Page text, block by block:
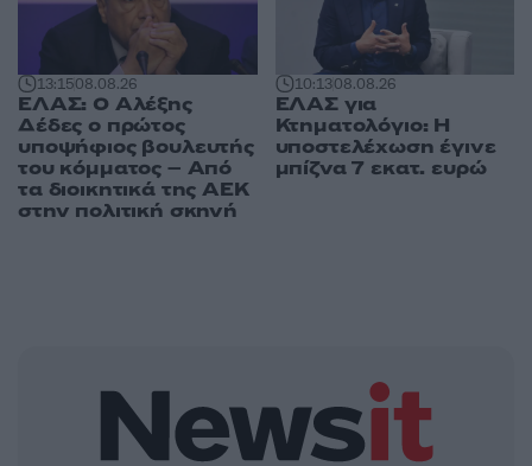
13:1508.08.26
ΕΛΑΣ: Ο Αλέξης
Δέδες ο πρώτος
υποψήφιος βουλευτής
του κόμματος – Από
τα διοικητικά της ΑΕΚ
στην πολιτική σκηνή
10:1308.08.26
ΕΛΑΣ για
Κτηματολόγιο: Η
υποστελέχωση έγινε
μπίζνα 7 εκατ. ευρώ